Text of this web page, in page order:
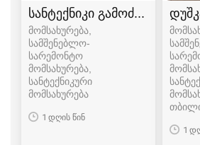
სანტექნიკი გამოძახებით
მომსახურება,
სამშენებლო-
სარემონტო
მომსახურება,
სანტექნიკური
მომსახურება
1 დღის წინ
1